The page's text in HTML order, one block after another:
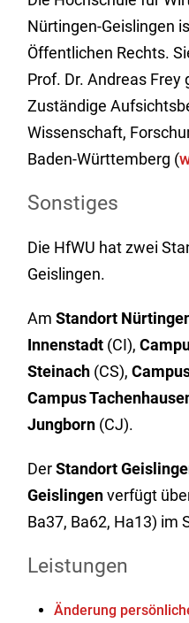
Nürtingen-Geislingen
Öffentlichen Rechts.
Prof. Dr. Andreas
Zuständige
Wissenschaft,
Baden-Württemberg (
Sonstiges
Die HfWU hat zwei
Geislingen.
AmStandort
Innenstadt (CI),
Steinach (CS),
Campus
Jungborn (CJ).
DerStandort
Geislingenverfügt
Ba37, Ba62, Ha13) im
Leistungen
Änderung